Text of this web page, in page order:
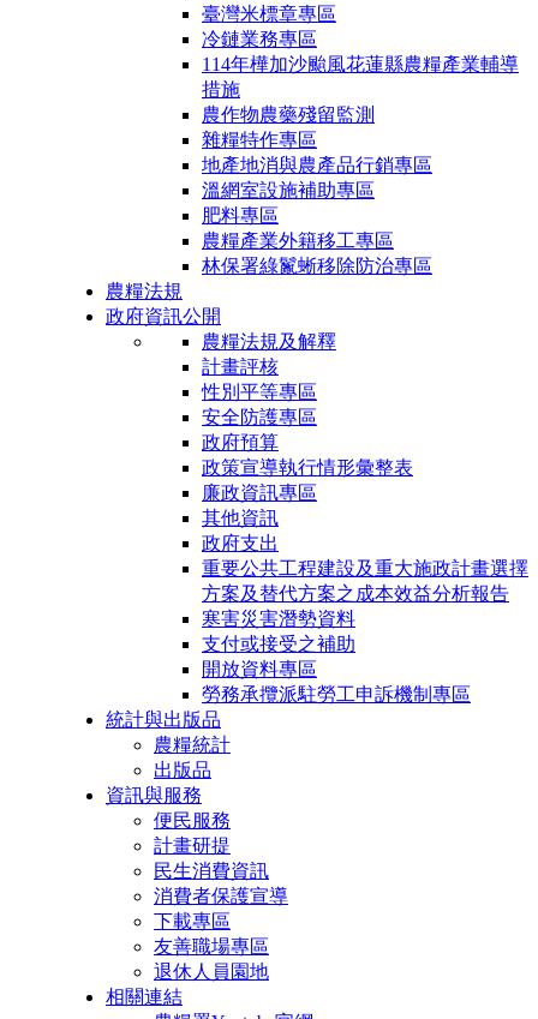
臺灣米標章專區
冷鏈業務專區
114年樺加沙颱風花蓮縣農糧產業輔導
措施
農作物農藥殘留監測
雜糧特作專區
地產地消與農產品行銷專區
溫網室設施補助專區
肥料專區
農糧產業外籍移工專區
林保署綠鬣蜥移除防治專區
農糧法規
政府資訊公開
農糧法規及解釋
計畫評核
性別平等專區
安全防護專區
政府預算
政策宣導執行情形彙整表
廉政資訊專區
其他資訊
政府支出
重要公共工程建設及重大施政計畫選擇
方案及替代方案之成本效益分析報告
寒害災害潛勢資料
支付或接受之補助
開放資料專區
勞務承攬派駐勞工申訴機制專區
統計與出版品
農糧統計
出版品
資訊與服務
便民服務
計畫研提
民生消費資訊
消費者保護宣導
下載專區
友善職場專區
退休人員園地
相關連結